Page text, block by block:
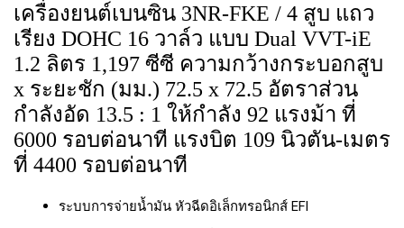
เครื่องยนต์เบนซิน 3NR-FKE / 4 สูบ แถว
เรียง DOHC 16 วาล์ว แบบ Dual VVT-iE
1.2 ลิตร 1,197 ซีซี ความกว้างกระบอกสูบ
x ระยะชัก (มม.) 72.5 x 72.5 อัตราส่วน
กำลังอัด 13.5 : 1 ให้กำลัง 92 แรงม้า ที่
6000 รอบต่อนาที แรงบิต 109 นิวตัน-เมตร
ที่ 4400 รอบต่อนาที
ระบบการจ่ายน้ำมัน หัวฉีดอิเล็กทรอนิกส์ EFI